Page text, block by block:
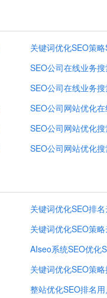
关键词优化SEO策
SEO公司在线业务
SEO公司在线业务
SEO公司网站优化
SEO公司网站优化
SEO公司网站优化
关键词优化SEO排
关键词优化SEO策
AIseo系统SEO优化
关键词优化SEO策
整站优化SEO排名